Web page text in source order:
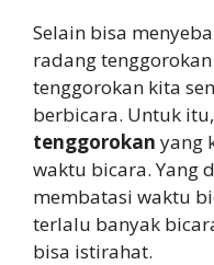
Selain bisa
radang
tenggorokan kita
berbicara. Untuk itu,
tenggorokan yang
waktu bicara. Yang
membatasi waktu
terlalu banyak
bisa istirahat.